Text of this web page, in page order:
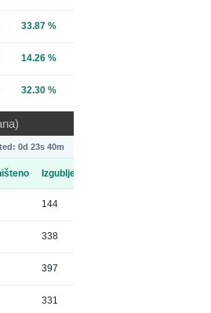
33.87 %
14.26 %
32.30 %
0d 23s 40m
Izgubljeno
144
338
397
331